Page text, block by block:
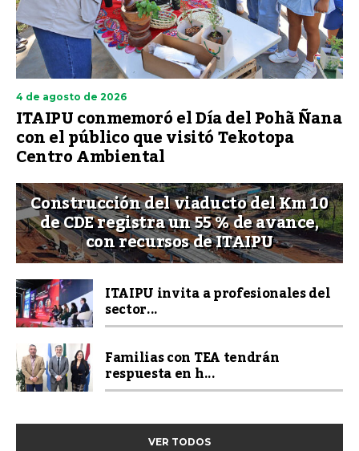
4 de agosto de 2026
ITAIPU conmemoró el Día del Pohã Ñana
con el público que visitó Tekotopa
Centro Ambiental
Construcción del viaducto del Km 10
de CDE registra un 55 % de avance,
con recursos de ITAIPU
ITAIPU invita a profesionales del
sector...
Familias con TEA tendrán
respuesta en h...
VER TODOS